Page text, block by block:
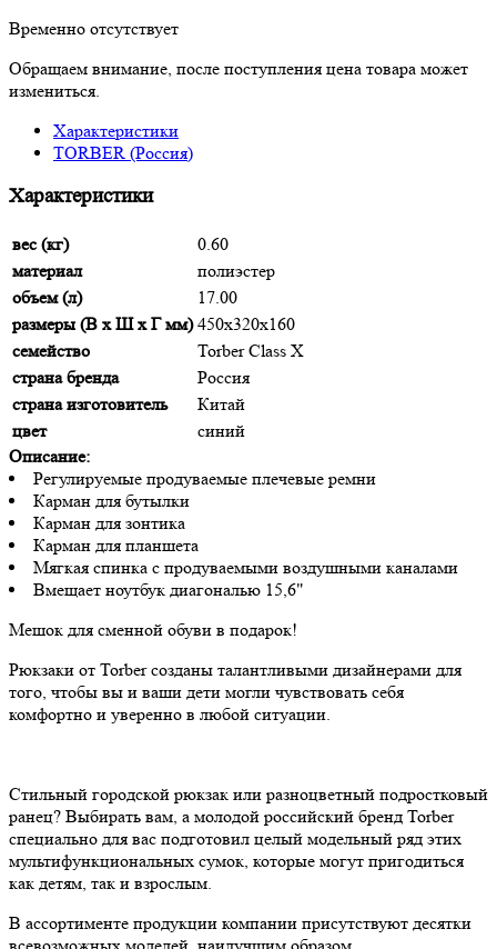
Временно отсутствует
Обращаем внимание, после поступления цена товара может
измениться.
Характеристики
TORBER (Россия)
Характеристики
вес (кг)
0.60
материал
полиэстер
объем (л)
17.00
размеры (В х Ш х Г мм) 450х320х160
семейство
Torber Class X
страна бренда
Россия
страна изготовитель
Китай
цвет
синий
Описание:
Регулируемые продуваемые плечевые ремни
Карман для бутылки
Карман для зонтика
Карман для планшета
Мягкая спинка с продуваемыми воздушными каналами
Вмещает ноутбук диагональю 15,6"
Мешок для сменной обуви в подарок!
Рюкзаки от Torber созданы талантливыми дизайнерами для
того, чтобы вы и ваши дети могли чувствовать себя
комфортно и уверенно в любой ситуации.
Стильный городской рюкзак или разноцветный подростковый
ранец? Выбирать вам, а молодой российский бренд Torber
специально для вас подготовил целый модельный ряд этих
мультифункциональных сумок, которые могут пригодиться
как детям, так и взрослым.
В ассортименте продукции компании присутствуют десятки